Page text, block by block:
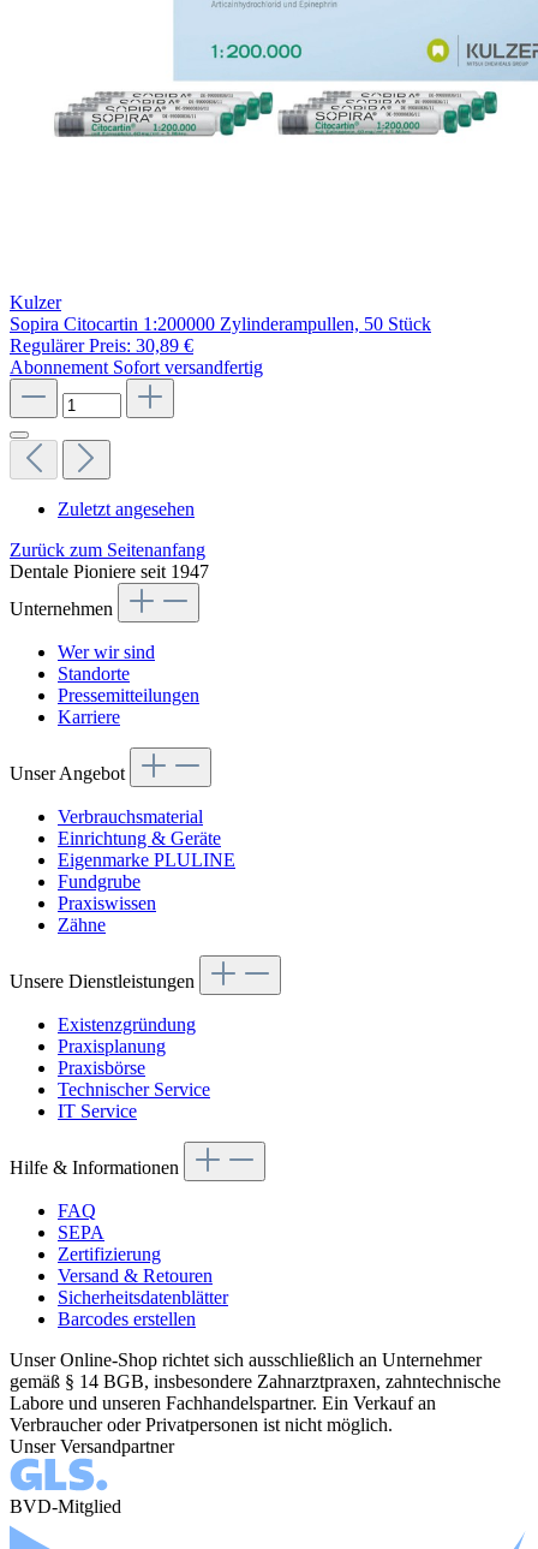
Kulzer
Sopira Citocartin 1:200000 Zylinderampullen, 50 Stück
Regulärer Preis: 30,89 €
Abonnement Sofort versandfertig
Zuletzt angesehen
Zurück zum Seitenanfang
Dentale Pioniere seit 1947
Unternehmen
Wer wir sind
Standorte
Pressemitteilungen
Karriere
Unser Angebot
Verbrauchsmaterial
Einrichtung & Geräte
Eigenmarke PLULINE
Fundgrube
Praxiswissen
Zähne
Unsere Dienstleistungen
Existenzgründung
Praxisplanung
Praxisbörse
Technischer Service
IT Service
Hilfe & Informationen
FAQ
SEPA
Zertifizierung
Versand & Retouren
Sicherheitsdatenblätter
Barcodes erstellen
Unser Online-Shop richtet sich ausschließlich an Unternehmer
gemäß § 14 BGB, insbesondere Zahnarztpraxen, zahntechnische
Labore und unseren Fachhandelspartner. Ein Verkauf an
Verbraucher oder Privatpersonen ist nicht möglich.
Unser Versandpartner
BVD-Mitglied